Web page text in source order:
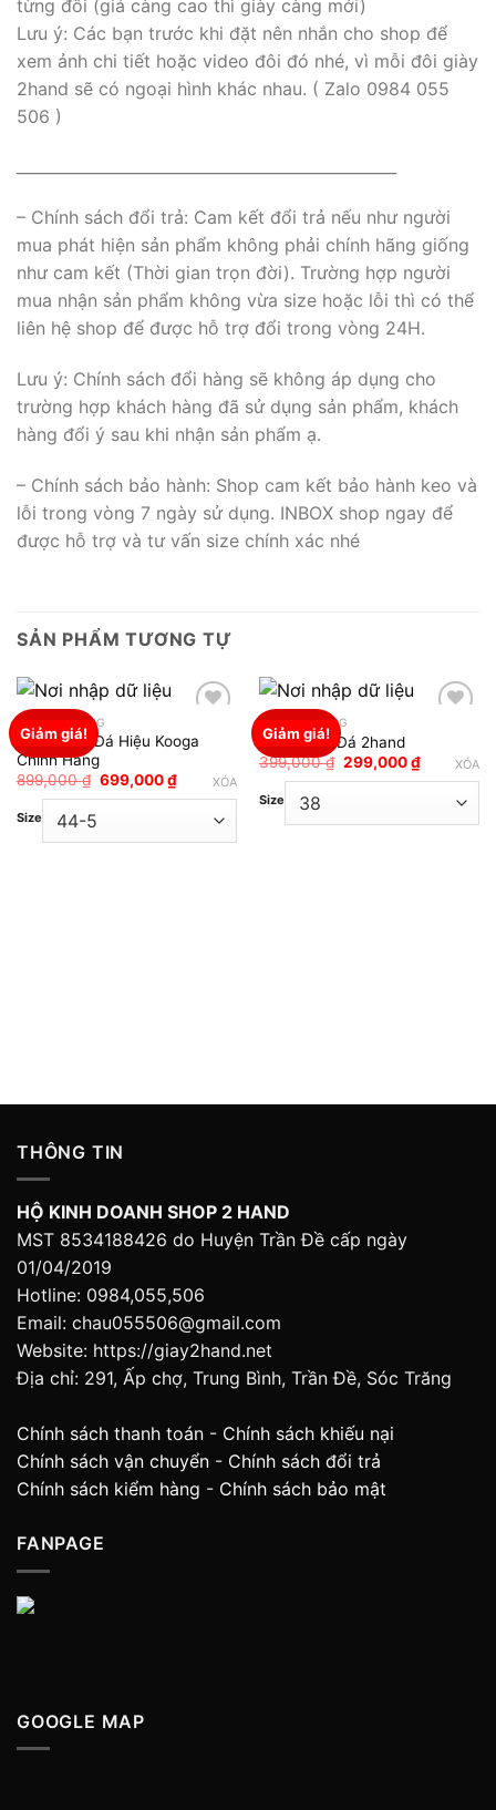
từng đôi (giá càng cao thì giày càng mới)
Lưu ý: Các bạn trước khi đặt nên nhắn cho shop để
xem ảnh chi tiết hoặc video đôi đó nhé, vì mỗi đôi giày
2hand sẽ có ngoại hình khác nhau. ( Zalo 0984 055
506 )
– Chính sách đổi trả: Cam kết đổi trả nếu như người
mua phát hiện sản phẩm không phải chính hãng giống
như cam kết (Thời gian trọn đời). Trường hợp người
mua nhận sản phẩm không vừa size hoặc lỗi thì có thể
liên hệ shop để được hỗ trợ đổi trong vòng 24H.
Lưu ý: Chính sách đổi hàng sẽ không áp dụng cho
trường hợp khách hàng đã sử dụng sản phẩm, khách
hàng đổi ý sau khi nhận sản phẩm ạ.
– Chính sách bảo hành: Shop cam kết bảo hành keo và
lỗi trong vòng 7 ngày sử dụng. INBOX shop ngay để
được hỗ trợ và tư vấn size chính xác nhé
SẢN PHẨM TƯƠNG TỰ
Giảm giá!
Add to wishlist
GIÀY ĐÁ BÓNG
Giày Bóng Đá Hiệu Kooga
Chính Hãng
899,000₫ Giá
699,000₫Giá
hiện
Size
XÓA
Giảm giá!
Add to wishlist
GIÀY ĐÁ BÓNG
Giày Bóng Đá 2hand
399,000₫ Giá
299,000₫Giá
hiện
Size
XÓA
THÔNG TIN
HỘ KINH DOANH SHOP 2 HAND
MST 8534188426 do Huyện Trần Đề cấp ngày
01/04/2019
Hotline: 0984,055,506
Email: chau055506@gmail.com
Website: https://giay2hand.net
Địa chỉ: 291, Ấp chợ, Trung Bình, Trần Đề, Sóc Trăng
Chính sách thanh toán - Chính sách khiếu nại
Chính sách vận chuyển - Chính sách đổi trả
Chính sách kiểm hàng - Chính sách bảo mật
FANPAGE
GOOGLE MAP